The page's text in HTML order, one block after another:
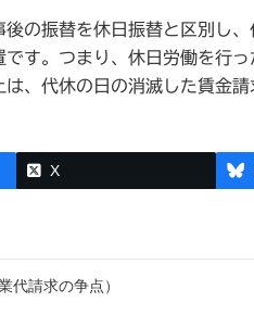
の振替を休日振替と区別し、
す。つまり、休日労働を行
、代休の日の消滅した賃金
X
代請求の争点）